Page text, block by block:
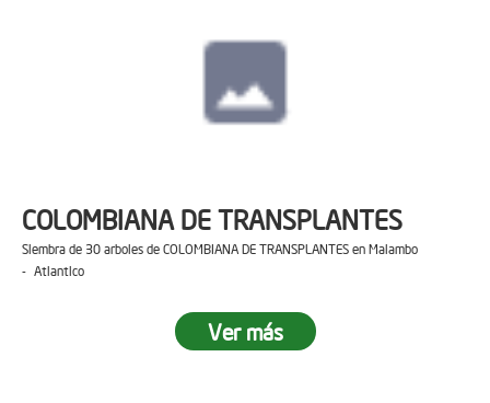
COLOMBIANA DE TRANSPLANTES
Siembra de 30 arboles de COLOMBIANA DE TRANSPLANTES en Malambo
- Atlantico
Ver más